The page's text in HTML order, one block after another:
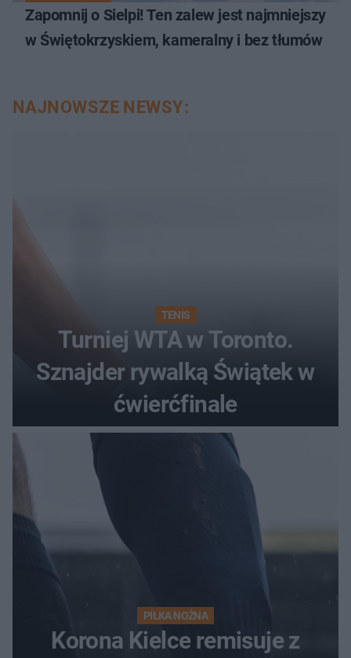
Zapomnij o Sielpi! Ten zalew jest najmniejszy
w Świętokrzyskiem, kameralny i bez tłumów
NAJNOWSZE NEWSY:
TENIS
Turniej WTA w Toronto.
Sznajder rywalką Świątek w
ćwierćfinale
PIŁKA NOŻNA
Korona Kielce remisuje z